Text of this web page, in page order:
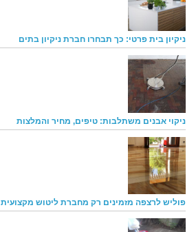
ניקיון בית פרטי: כך תבחרו חברת ניקיון בתים
ניקוי אבנים משתלבות: טיפים, מחיר והמלצות
פוליש לרצפה מזמינים רק מחברת ליטוש מקצועית